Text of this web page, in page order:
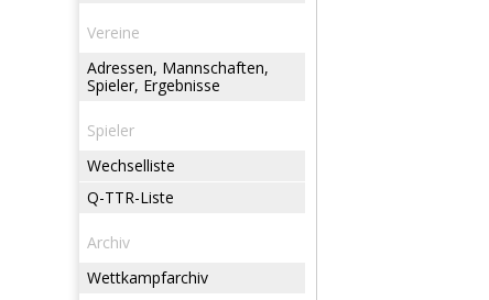
Vereine
Adressen, Mannschaften,
Spieler, Ergebnisse
Spieler
Wechselliste
Q-TTR-Liste
Archiv
Wettkampfarchiv